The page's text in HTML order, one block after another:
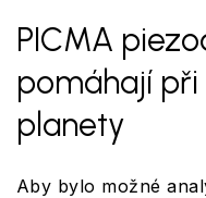
PICMA
pomáhají při
planety
Aby bylo možné